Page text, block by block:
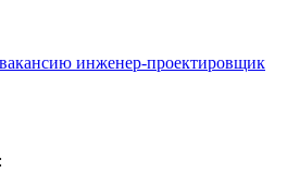
инженер-проектировщик